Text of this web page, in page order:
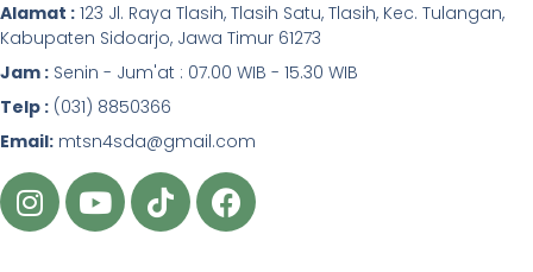
Alamat : 123 Jl. Raya Tlasih, Tlasih Satu, Tlasih, Kec. Tulangan,
Kabupaten Sidoarjo, Jawa Timur 61273
Jam : Senin - Jum'at : 07.00 WIB - 15.30 WIB
Telp : (031) 8850366
Email: mtsn4sda@gmail.com